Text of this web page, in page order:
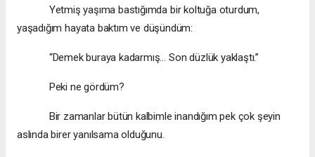
Yetmiş yaşıma bastığımda bir koltuğa oturdum,
yaşadığım hayata baktım ve düşündüm:
“Demek buraya kadarmış… Son düzlük yaklaştı.”
Peki ne gördüm?
Bir zamanlar bütün kalbimle inandığım pek çok şeyin
aslında birer yanılsama olduğunu.